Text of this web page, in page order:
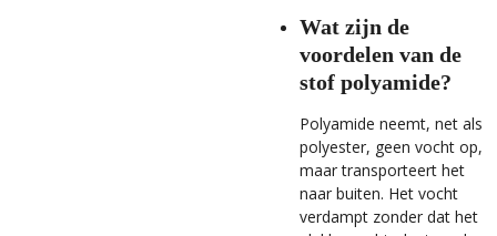
Wat zijn de
voordelen van de
stof polyamide?
Polyamide neemt, net als
polyester, geen vocht op,
maar transporteert het
naar buiten. Het vocht
verdampt zonder dat het